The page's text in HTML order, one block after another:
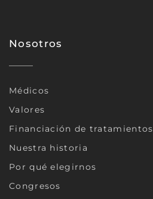
Nosotros
Médicos
Valores
Financiación de tratamientos
Nuestra historia
Por qué elegirnos
Congresos